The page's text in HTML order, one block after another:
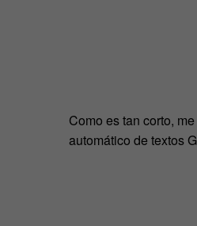
Como es tan corto,
automático de textos